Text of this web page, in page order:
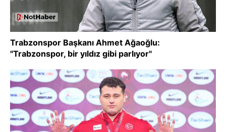
Trabzonspor Başkanı Ahmet Ağaoğlu:
"Trabzonspor, bir yıldız gibi parlıyor"